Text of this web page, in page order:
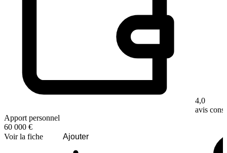
Apport personnel
60 000 €
Voir la fiche
Ajouter
4,0
avis